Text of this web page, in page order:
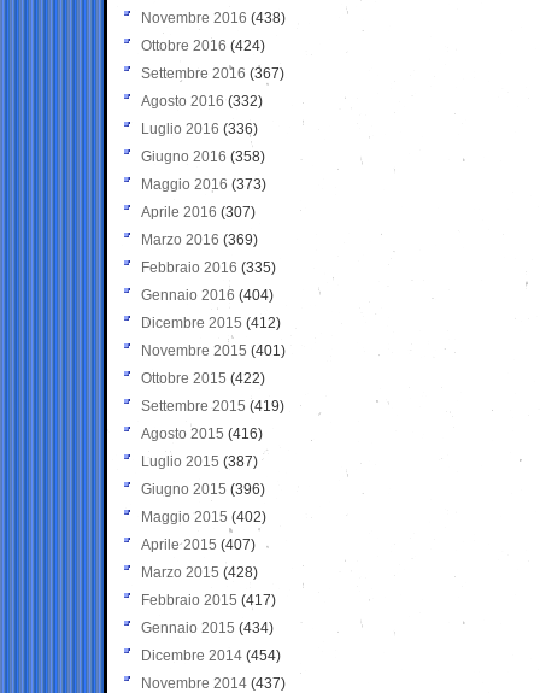
Novembre 2016 (438)
Ottobre 2016 (424)
Settembre 2016 (367)
Agosto 2016 (332)
Luglio 2016 (336)
Giugno 2016 (358)
Maggio 2016 (373)
Aprile 2016 (307)
Marzo 2016 (369)
Febbraio 2016 (335)
Gennaio 2016 (404)
Dicembre 2015 (412)
Novembre 2015 (401)
Ottobre 2015 (422)
Settembre 2015 (419)
Agosto 2015 (416)
Luglio 2015 (387)
Giugno 2015 (396)
Maggio 2015 (402)
Aprile 2015 (407)
Marzo 2015 (428)
Febbraio 2015 (417)
Gennaio 2015 (434)
Dicembre 2014 (454)
Novembre 2014 (437)